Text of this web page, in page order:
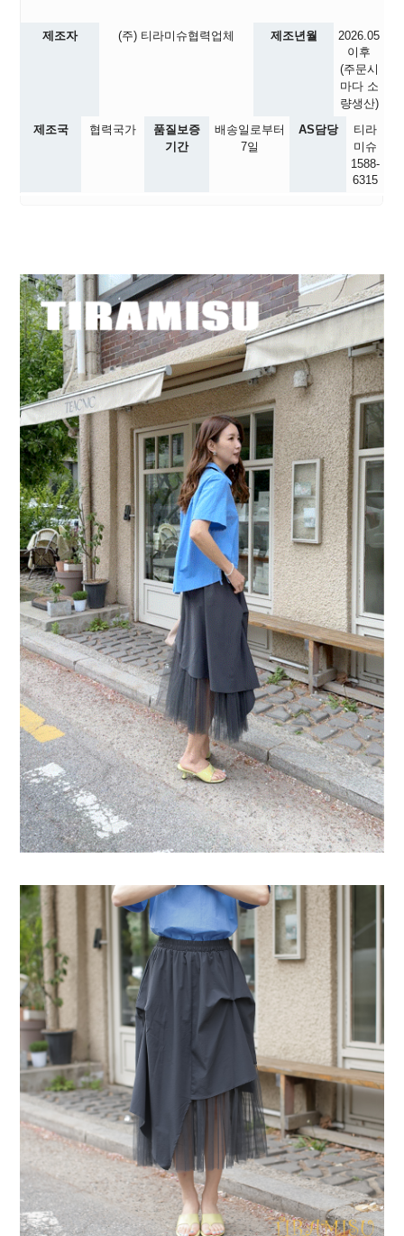
제조자 (주) 티라미슈협력업체 제조년월
2026.05
이후
(주문시
마다 소
량생산)
제조국
협력국가
품질보증
기간
배송일로부터
7일
AS담당
티라
미슈
1588-
6315